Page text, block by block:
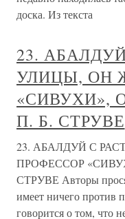
доска. Из текста
23.
УЛИЦЫ, ОН
«СИВУХИ»,
П. Б. СТРУВЕ
23. АБАЛДУЙ С
ПРОФЕССОР
СТРУВЕ Авторы
имеет ничего против
говорится о том, что